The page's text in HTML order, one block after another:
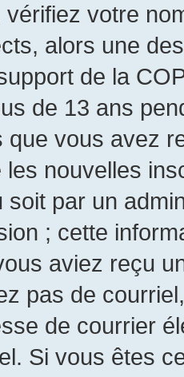
votre
alors une
de la
de 13 ans
que vous avez
les nouvelles
soit par un
; cette
aviez reçu
pas de
de courrier
Si vous êtes